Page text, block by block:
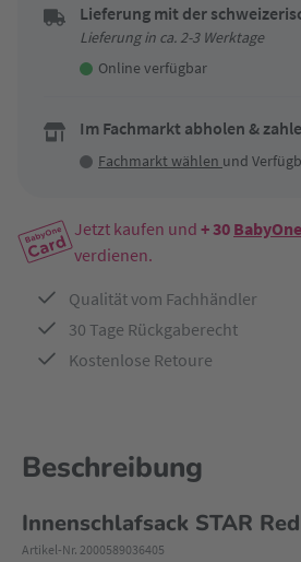
Lieferung mit der
Lieferung in ca. 2-3 Werktage
Online verfügbar
Im Fachmarkt abholen &
Fachmarkt wählen und
Jetzt kaufen und + 30
verdienen.
Qualität vom Fachhändler
30 Tage Rückgaberecht
Kostenlose Retoure
Beschreibung
Innenschlafsack STAR
Artikel-Nr. 2000589036405